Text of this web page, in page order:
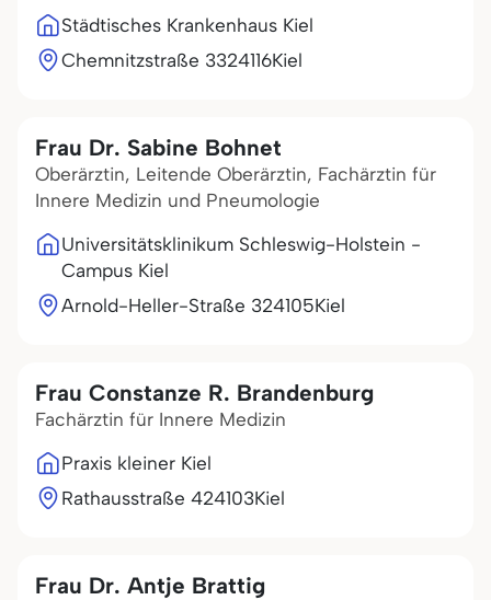
Städtisches Krankenhaus Kiel
Chemnitzstraße 3324116Kiel
Frau Dr. Sabine Bohnet
Oberärztin, Leitende Oberärztin, Fachärztin für
Innere Medizin und Pneumologie
Universitätsklinikum Schleswig-Holstein -
Campus Kiel
Arnold-Heller-Straße 324105Kiel
Frau Constanze R. Brandenburg
Fachärztin für Innere Medizin
Praxis kleiner Kiel
Rathausstraße 424103Kiel
Frau Dr. Antje Brattig